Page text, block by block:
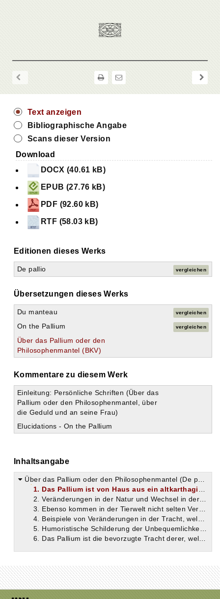
Text anzeigen
Bibliographische Angabe
Scans dieser Version
Download
DOCX (40.61 kB)
EPUB (27.76 kB)
PDF (92.60 kB)
RTF (58.03 kB)
Editionen dieses Werks
De pallio vergleichen
Übersetzungen dieses Werks
Du manteau vergleichen
On the Pallium vergleichen
Über das Pallium oder den
Philosophenmantel (BKV)
Kommentare zu diesem Werk
Einleitung: Persönliche Schriften (Über das
Pallium oder den Philosophenmantel, über
die Geduld und an seine Frau)
Elucidations - On the Pallium
Inhaltsangabe
Über das Pallium oder den Philosophenmantel (De pallio)
1. Das Pallium ist von Haus aus ein altkarthagisches Kleidungsstück. Darum sollten die Einwohner von Karthago gewiß am allerwenigsten diese Tracht auffallend finden.
2. Veränderungen in der Natur und Wechsel in der Menschenwelt sind etwas Gewöhnliches.
3. Ebenso kommen in der Tierwelt nicht selten Veränderungen vor.
4. Beispiele von Veränderungen in der Tracht, welche das damalige Leben, von Verkleidungen, welche die Mythologie, und von Wechsel in der Mode bei Männern und Weibern, welche die Geschichte bietet.
5. Humoristische Schilderung der Unbequemlichkeit der Toga. Das Pallium dagegen bildet eine bequeme Tracht; es ist das Kleid der Philosophen und ein Ausdruck der Liebe zur Einfachheit.
6. Das Pallium ist die bevorzugte Tracht derer, welche eine geistige Tätigkeit ausüben. Darum hat es auch Tertullian als Christ zu seiner Tracht gewählt.